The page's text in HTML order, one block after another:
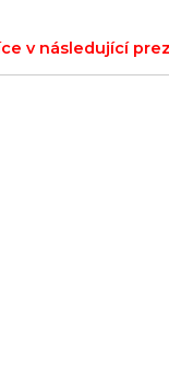
v následující